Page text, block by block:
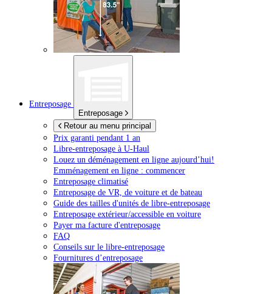
Entreposage
Entreposage
Retour au menu principal
Prix garanti pendant 1 an
Libre-entreposage à U-Haul
Louez un déménagement en ligne aujourd’hui!
Emménagement en ligne : commencer
Entreposage climatisé
Entreposage de VR, de voiture et de bateau
Guide des tailles d'unités de libre-entreposage
Entreposage extérieur/accessible en voiture
Payer ma facture d'entreposage
FAQ
Conseils sur le libre-entreposage
Fournitures d’entreposage